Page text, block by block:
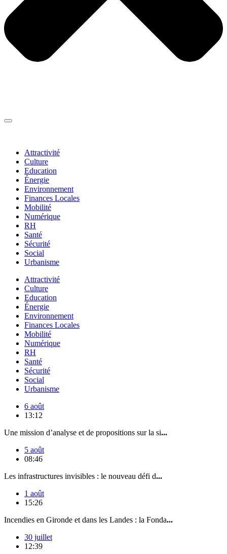
Attractivité
Culture
Education
Énergie
Environnement
Finances Locales
Mobilité
Numérique
RH
Santé
Sécurité
Social
Urbanisme
Attractivité
Culture
Education
Énergie
Environnement
Finances Locales
Mobilité
Numérique
RH
Santé
Sécurité
Social
Urbanisme
6 août
13:12
Une mission d’analyse et de propositions sur la si...
5 août
08:46
Les infrastructures invisibles : le nouveau défi d...
1 août
15:26
Incendies en Gironde et dans les Landes : la Fonda...
30 juillet
12:39